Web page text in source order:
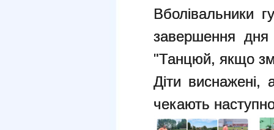
Вболівальники
завершення дня
"Танцюй, якщо
Діти виснажені,
чекають